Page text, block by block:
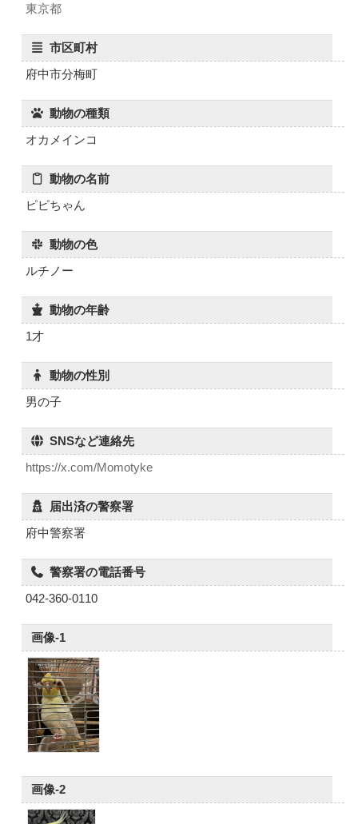
東京都
市区町村
府中市分梅町
動物の種類
オカメインコ
動物の名前
ピピちゃん
動物の色
ルチノー
動物の年齢
1才
動物の性別
男の子
SNSなど連絡先
https://x.com/Momotyke
届出済の警察署
府中警察署
警察署の電話番号
042-360-0110
画像-1
画像-2